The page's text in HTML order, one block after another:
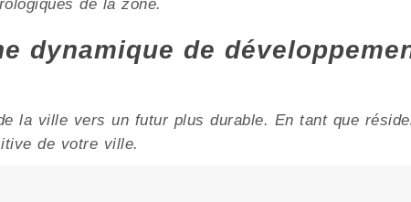
de la zone.
dynamique de
la ville vers un futur plus durable. En tant que
de votre ville.